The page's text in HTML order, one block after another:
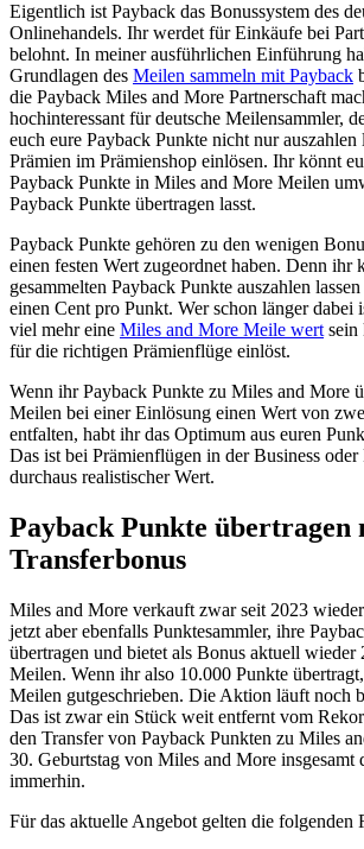
Eigentlich ist Payback das Bonussystem des
Onlinehandels. Ihr werdet für Einkäufe bei
belohnt. In meiner ausführlichen Einführung
Grundlagen des Meilen sammeln mit Payback
die Payback Miles and More Partnerschaft
hochinteressant für deutsche Meilensammler,
euch eure Payback Punkte nicht nur auszahlen
Prämien im Prämienshop einlösen. Ihr könnt
Payback Punkte in Miles and More Meilen
Payback Punkte übertragen lasst.
Payback Punkte gehören zu den wenigen
einen festen Wert zugeordnet haben. Denn ihr
gesammelten Payback Punkte auszahlen
einen Cent pro Punkt. Wer schon länger
viel mehr eine Miles and More Meile wert sein
für die richtigen Prämienflüge einlöst.
Wenn ihr Payback Punkte zu Miles and More
Meilen bei einer Einlösung einen Wert von
entfalten, habt ihr das Optimum aus euren
Das ist bei Prämienflügen in der Business oder
durchaus realistischer Wert.
Payback Punkte übertragen
Transferbonus
Miles and More verkauft zwar seit 2023
jetzt aber ebenfalls Punktesammler, ihre
übertragen und bietet als Bonus aktuell wieder
Meilen. Wenn ihr also 10.000 Punkte
Meilen gutgeschrieben. Die Aktion läuft noch
Das ist zwar ein Stück weit entfernt vom
den Transfer von Payback Punkten zu Miles
30. Geburtstag von Miles and More insgesamt
immerhin.
Für das aktuelle Angebot gelten die folgenden